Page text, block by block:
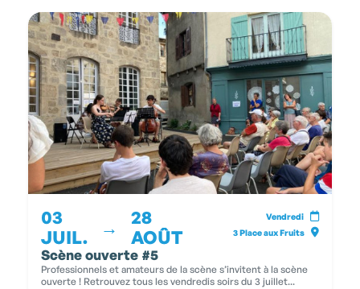
03
JUIL.
→
28
AOÛT
Vendredi
3 Place aux Fruits
Scène ouverte #5
Professionnels et amateurs de la scène s’invitent à la scène
ouverte ! Retrouvez tous les vendredis soirs du 3 juillet...